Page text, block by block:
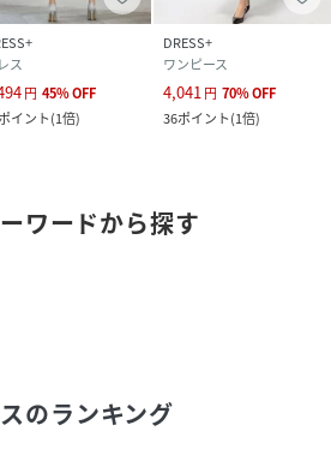
ス
円 45%OFF
イント(1倍)
DRESS+
ワンピース
4,041 円 70%OFF
36ポイント(1倍)
ワードから探す
のランキング